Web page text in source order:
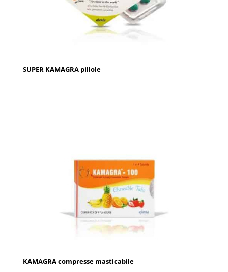
SUPER KAMAGRA pillole
KAMAGRA compresse masticabile